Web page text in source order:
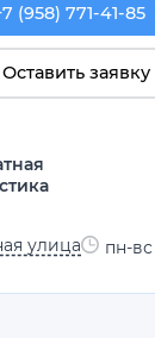
(958) 771-41-85
Оставить заявку
улица пн-